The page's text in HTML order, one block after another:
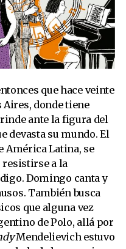
que hace veinte
Aires, donde tiene
ante la figura del
devasta su mundo. El
América Latina, se
resistirse a la
Domingo canta y
También busca
que alguna vez
de Polo, allá por
Mendelievich estuvo